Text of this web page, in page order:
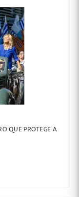
QUE PROTEGE A